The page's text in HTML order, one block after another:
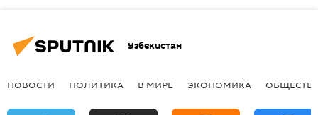
Узбекистан
НОВОСТИ ПОЛИТИКА В МИРЕ ЭКОНОМИКА